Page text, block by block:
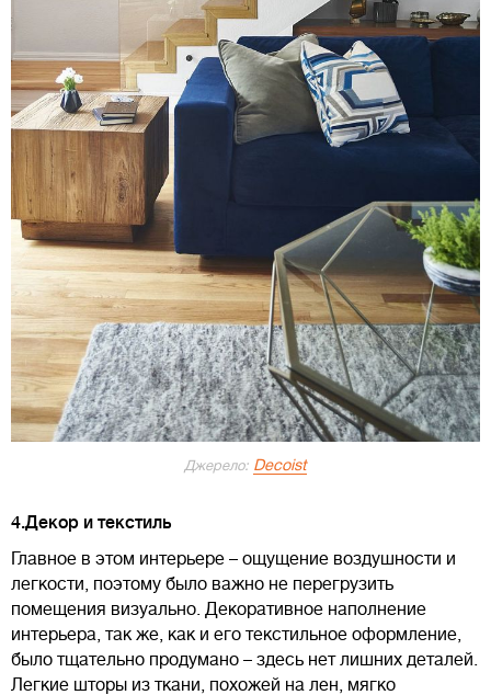
Джерело: Decoist
4.Декор и текстиль
Главное в этом интерьере – ощущение воздушности и
легкости, поэтому было важно не перегрузить
помещения визуально. Декоративное наполнение
интерьера, так же, как и его текстильное оформление,
было тщательно продумано – здесь нет лишних деталей.
Легкие шторы из ткани, похожей на лен, мягко